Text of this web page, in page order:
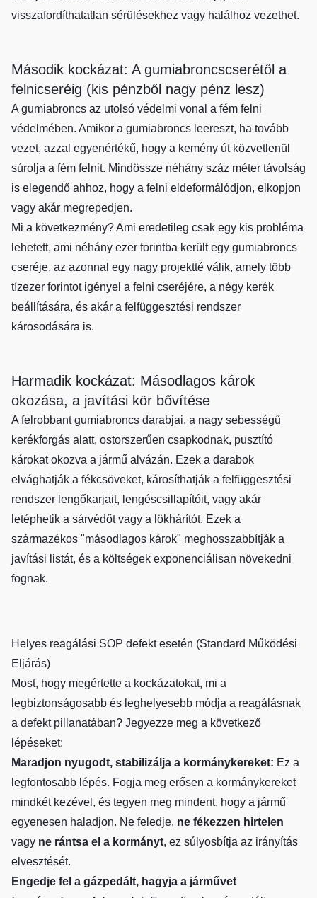
visszafordíthatatlan sérülésekhez vagy halálhoz vezethet.
Második kockázat: A gumiabroncscserétől a
felnicseréig (kis pénzből nagy pénz lesz)
A gumiabroncs az utolsó védelmi vonal a fém felni
védelmében. Amikor a gumiabroncs leereszt, ha tovább
vezet, azzal egyenértékű, hogy a kemény út közvetlenül
súrolja a fém felnit. Mindössze néhány száz méter távolság
is elegendő ahhoz, hogy a felni eldeformálódjon, elkopjon
vagy akár megrepedjen.
Mi a következmény? Ami eredetileg csak egy kis probléma
lehetett, ami néhány ezer forintba került egy gumiabroncs
cseréje, az azonnal egy nagy projektté válik, amely több
tízezer forintot igényel a felni cseréjére, a négy kerék
beállítására, és akár a felfüggesztési rendszer
károsodására is.
Harmadik kockázat: Másodlagos károk
okozása, a javítási kör bővítése
A felrobbant gumiabroncs darabjai, a nagy sebességű
kerékforgás alatt, ostorszerűen csapkodnak, pusztító
károkat okozva a jármű alvázán. Ezek a darabok
elvághatják a fékcsöveket, károsíthatják a felfüggesztési
rendszer lengőkarjait, lengéscsillapítóit, vagy akár
letéphetik a sárvédőt vagy a lökhárítót. Ezek a
származékos "másodlagos károk" meghosszabbítják a
javítási listát, és a költségek exponenciálisan növekedni
fognak.
Helyes reagálási SOP defekt esetén (Standard Működési
Eljárás)
Most, hogy megértette a kockázatokat, mi a
legbiztonságosabb és leghelyesebb módja a reagálásnak
a defekt pillanatában? Jegyezze meg a következő
lépéseket:
Maradjon nyugodt, stabilizálja a kormánykereket: Ez a
legfontosabb lépés. Fogja meg erősen a kormánykereket
mindkét kezével, és tegyen meg mindent, hogy a jármű
egyenesen haladjon. Ne feledje, ne fékezzen hirtelen
vagy ne rántsa el a kormányt, ez súlyosbítja az irányítás
elvesztését.
Engedje fel a gázpedált, hagyja a járművet